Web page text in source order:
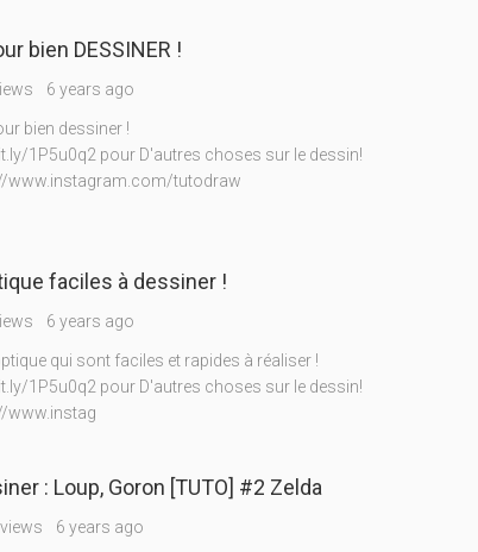
bien DESSINER !
6 years ago
bien dessiner !
1P5u0q2 pour D'autres choses sur le dessin!
www.instagram.com/tutodraw
faciles à dessiner !
6 years ago
qui sont faciles et rapides à réaliser !
1P5u0q2 pour D'autres choses sur le dessin!
www.instag
: Loup, Goron [TUTO] #2 Zelda
6 years ago